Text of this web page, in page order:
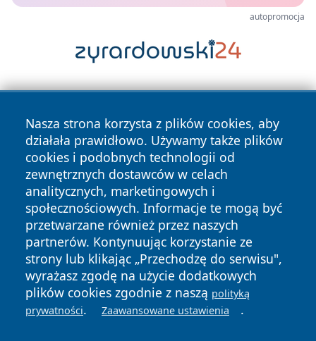
autopromocja
Nasza strona korzysta z plików cookies, aby
działała prawidłowo. Używamy także plików
cookies i podobnych technologii od
zewnętrznych dostawców w celach
analitycznych, marketingowych i
społecznościowych. Informacje te mogą być
przetwarzane również przez naszych
partnerów. Kontynuując korzystanie ze
strony lub klikając „Przechodzę do serwisu",
wyrażasz zgodę na użycie dodatkowych
plików cookies zgodnie z naszą polityką
prywatności. Zaawansowane ustawienia .
Copyright © 2026 wrotachorzowa.pl Wszystkie prawa
zastrzeżone.
News Autorzy
Polityka
Prywatności
Polityka
Cookies